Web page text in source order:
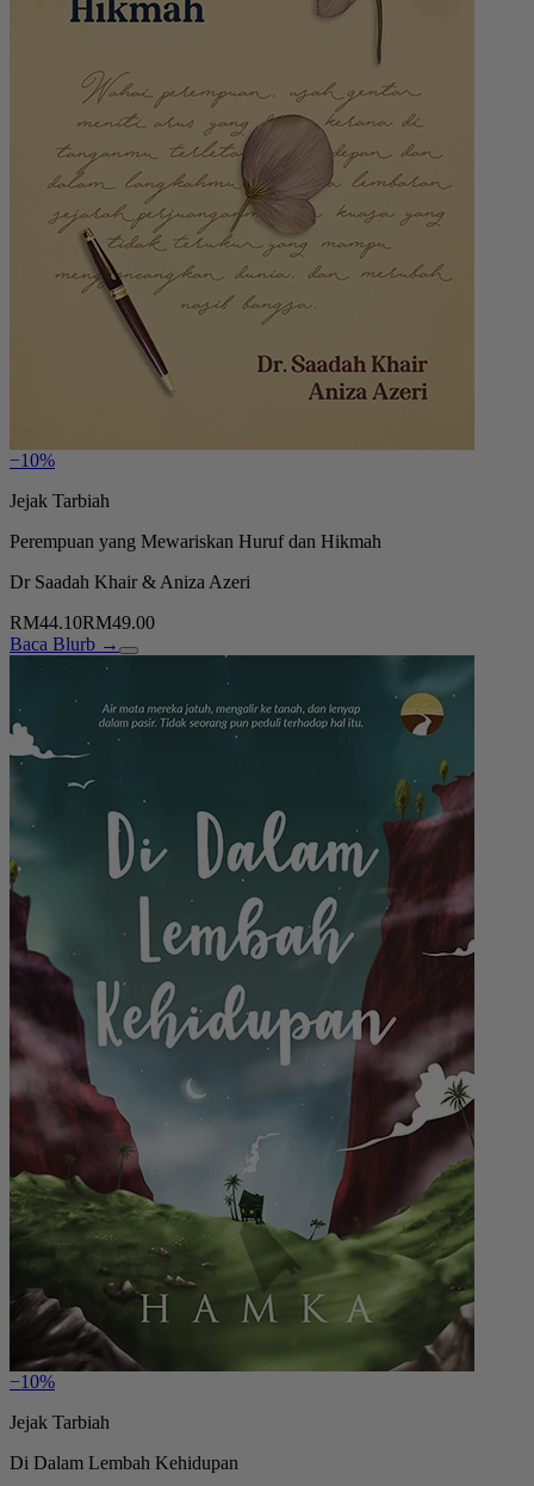
−10%
Jejak Tarbiah
Perempuan yang Mewariskan Huruf dan Hikmah
Dr Saadah Khair & Aniza Azeri
RM44.10RM49.00
Baca Blurb →
−10%
Jejak Tarbiah
Di Dalam Lembah Kehidupan